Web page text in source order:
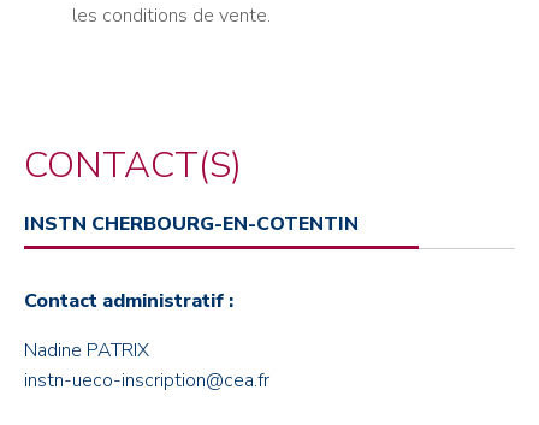
les conditions de vente.
CONTACT(S)
INSTN CHERBOURG-EN-COTENTIN
Contact administratif :
Nadine PATRIX
instn-ueco-inscription@cea.fr